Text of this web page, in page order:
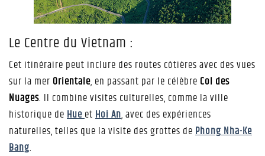
Le Centre du Vietnam :
Cet itinéraire peut inclure des routes côtières avec des vues
sur la mer Orientale, en passant par le célèbre Col des
Nuages. Il combine visites culturelles, comme la ville
historique deHueetHoi An, avec des expériences
naturelles, telles que la visite des grottes dePhong Nha-Ke
Bang.